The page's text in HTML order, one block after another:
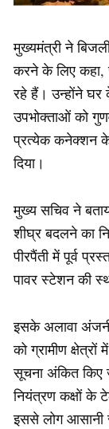
मुख्यमंत्री ने
करने के लिए कहा,
रहे हैं। उन्होंने घर
उपभोक्ताओं को
प्रत्येक कनेक्शन
दिया।
मुख्य सचिव ने
शीघ्र बदलने का
पीरपैंती में पूर्व
पावर स्टेशन की
इसके अलावा अंजनी
को ग्रामीण क्षेत्रों
सूचना अंकित किए
नियंत्रण कक्षों के
इससे लोग आसानी